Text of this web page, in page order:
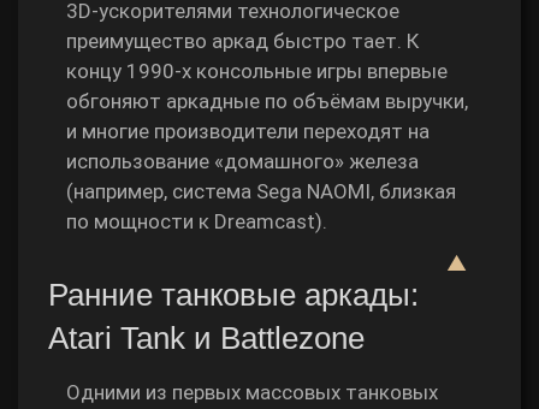
3D‑ускорителями технологическое
преимущество аркад быстро тает. К
концу 1990‑х консольные игры впервые
обгоняют аркадные по объёмам выручки,
и многие производители переходят на
использование «домашного» железа
(например, система Sega NAOMI, близкая
по мощности к Dreamcast).
▲
Ранние танковые аркады:
Atari Tank и Battlezone
Одними из первых массовых танковых